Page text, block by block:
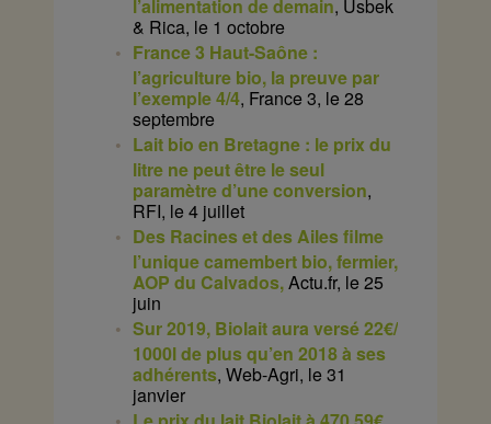
l’alimentation de demain, Usbek
& Rica, le 1 octobre
France 3 Haut-Saône :
l’agriculture bio, la preuve par
l’exemple 4/4, France 3, le 28
septembre
Lait bio en Bretagne : le prix du
litre ne peut être le seul
paramètre d’une conversion,
RFI, le 4 juillet
Des Racines et des Ailes filme
l’unique camembert bio, fermier,
AOP du Calvados,Actu.fr, le 25
juin
Sur 2019, Biolait aura versé 22€/
1000l de plus qu’en 2018 à ses
adhérents, Web-Agri, le 31
janvier